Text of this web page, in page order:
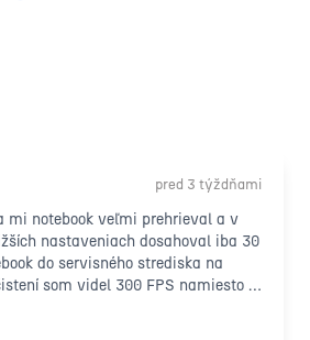
pred 3 týždňami
mi notebook veľmi prehrieval a v
nastaveniach dosahoval iba 30
do servisného strediska na
som videl 300 FPS namiesto
nastaveniach. Môžem teda
práce prekonala všetky moje